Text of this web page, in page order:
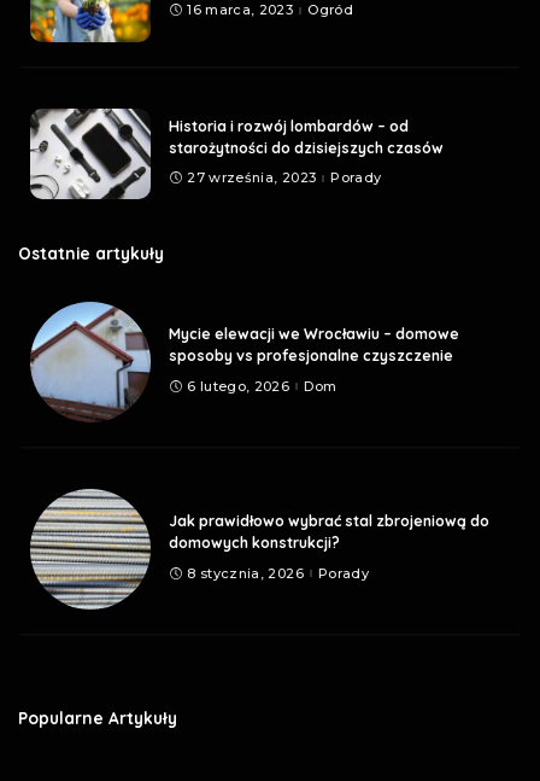
16 marca, 2023 Ogród
Historia i rozwój lombardów – od
starożytności do dzisiejszych czasów
27 września, 2023 Porady
Ostatnie artykuły
Mycie elewacji we Wrocławiu – domowe
sposoby vs profesjonalne czyszczenie
6 lutego, 2026 Dom
Jak prawidłowo wybrać stal zbrojeniową do
domowych konstrukcji?
8 stycznia, 2026 Porady
Popularne Artykuły